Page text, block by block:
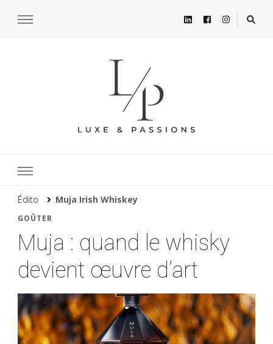
Édito Muja Irish Whiskey
GOÛTER
Muja : quand le whisky
devient œuvre d’art